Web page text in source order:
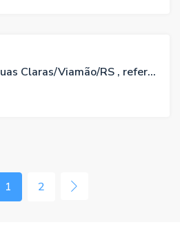
Casa à venda em Águas Claras/Viamão/RS , referência 642
1 2